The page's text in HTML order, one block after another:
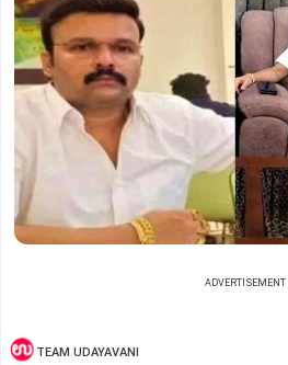
ADVERTISEMENT
TEAM UDAYAVANI